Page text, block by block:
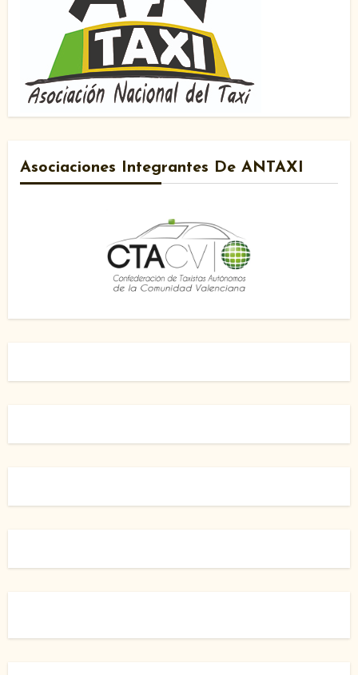
Asociaciones Integrantes De ANTAXI